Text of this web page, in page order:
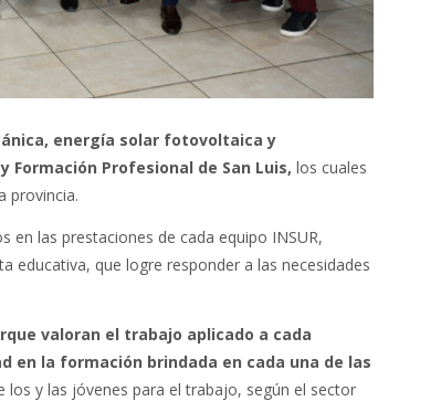
energía solar fotovoltaica y
Formación Profesional de San Luis,los cuales
provincia.
las prestaciones de cada equipo INSUR,
educativa, que logre responder a las necesidades
valoran el trabajo aplicado a cada
en la formación brindada en cada una de las
y las jóvenes para el trabajo, según el sector